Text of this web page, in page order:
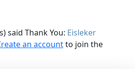
said Thank You: Eisleker
an accountto join the